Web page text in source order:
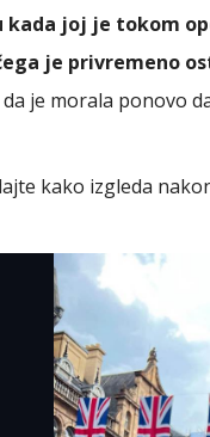
kada joj je tokom
je privremeno
je morala ponovo
kako izgleda